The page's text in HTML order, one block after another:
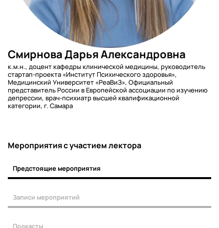
Смирнова Дарья Александровна
к.м.н., доцент кафедры клинической медицины, руководитель
стартап-проекта «Институт Психического здоровья»,
Медицинский Университет «РеаВиЗ», Официальный
представитель России в Европейской ассоциации по изучению
депрессии, врач-психиатр высшей квалификационной
категории, г. Самара
Мероприятия c участием лектора
Предстоящие мероприятия
Записи мероприятий
Подкасты